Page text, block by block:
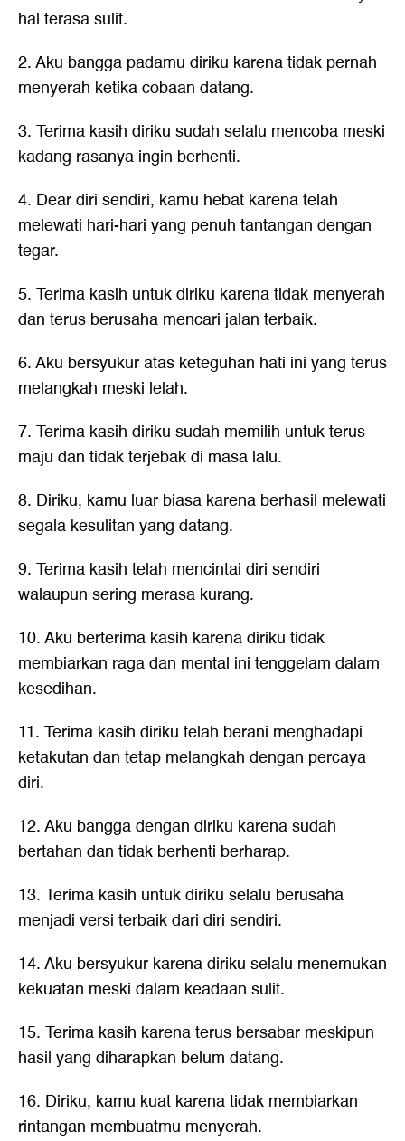
hal terasa sulit.
2. Aku bangga padamu diriku karena tidak pernah
menyerah ketika cobaan datang.
3. Terima kasih diriku sudah selalu mencoba meski
kadang rasanya ingin berhenti.
4. Dear diri sendiri, kamu hebat karena telah
melewati hari-hari yang penuh tantangan dengan
tegar.
5. Terima kasih untuk diriku karena tidak menyerah
dan terus berusaha mencari jalan terbaik.
6. Aku bersyukur atas keteguhan hati ini yang terus
melangkah meski lelah.
7. Terima kasih diriku sudah memilih untuk terus
maju dan tidak terjebak di masa lalu.
8. Diriku, kamu luar biasa karena berhasil melewati
segala kesulitan yang datang.
9. Terima kasih telah mencintai diri sendiri
walaupun sering merasa kurang.
10. Aku berterima kasih karena diriku tidak
membiarkan raga dan mental ini tenggelam dalam
kesedihan.
11. Terima kasih diriku telah berani menghadapi
ketakutan dan tetap melangkah dengan percaya
diri.
12. Aku bangga dengan diriku karena sudah
bertahan dan tidak berhenti berharap.
13. Terima kasih untuk diriku selalu berusaha
menjadi versi terbaik dari diri sendiri.
14. Aku bersyukur karena diriku selalu menemukan
kekuatan meski dalam keadaan sulit.
15. Terima kasih karena terus bersabar meskipun
hasil yang diharapkan belum datang.
16. Diriku, kamu kuat karena tidak membiarkan
rintangan membuatmu menyerah.